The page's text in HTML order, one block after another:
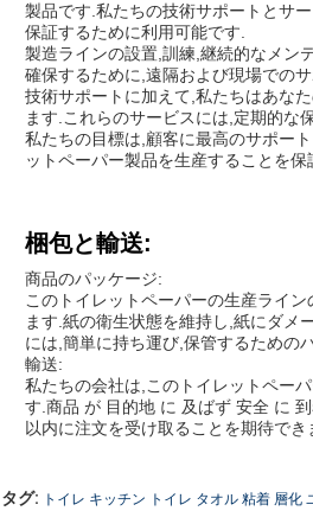
製品です.私たちの技術サポートとサ
保証するために利用可能です.
製造ラインの設置,訓練,継続的なメン
確保するために,遠隔および現場での
技術サポートに加えて,私たちはあな
ます.これらのサービスには,定期的な
私たちの目標は,顧客に最高のサポー
ットペーパー製品を生産することを保
梱包と輸送:
商品のパッケージ:
このトイレットペーパーの生産ライ
ます.紙の衛生状態を維持し,紙にダメ
には,簡単に持ち運び,保管するための
輸送:
私たちの会社は,このトイレットペー
す.商品 が 目的地 に 及ばず 安全 に
以内に注文を受け取ることを期待でき
タグ: トイレ キッチン トイレ タオル 粘着 層化